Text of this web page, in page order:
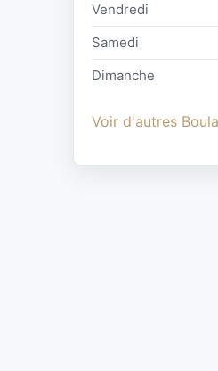
Vendredi
Samedi
Dimanche
Voir d'autres